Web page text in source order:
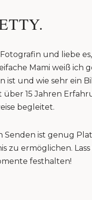
und liebe
Mami weiß ich
ist und wie sehr ein
über 15 Jahren
begleitet.
Senden ist genug
zu ermöglichen.
festhalten!